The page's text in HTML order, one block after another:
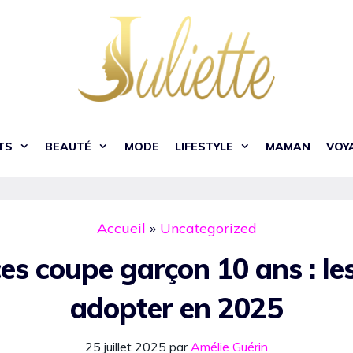
BEAUTÉ MODE LIFESTYLE MAMAN
Accueil » Uncategorized
coupe garçon 10 ans :
adopter en 2025
25 juillet 2025 parAmélie Guérin